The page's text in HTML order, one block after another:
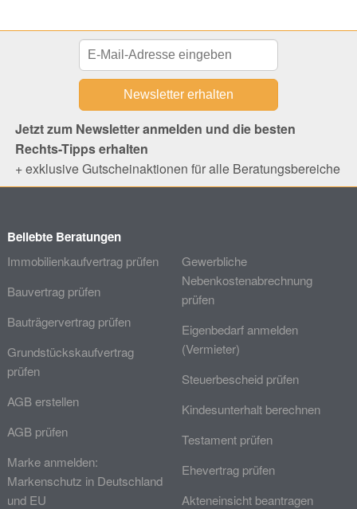
Jetzt zum Newsletter anmelden und die besten
Rechts-Tipps erhalten
+ exklusive Gutscheinaktionen für alle Beratungsbereiche
Beliebte Beratungen
Immobilienkaufvertrag prüfen
Bauvertrag prüfen
Bauträgervertrag prüfen
Grundstückskaufvertrag
prüfen
AGB erstellen
AGB prüfen
Marke anmelden:
Markenschutz in Deutschland
und EU
Gewerbliche
Nebenkostenabrechnung
prüfen
Eigenbedarf anmelden
(Vermieter)
Steuerbescheid prüfen
Kindesunterhalt berechnen
Testament prüfen
Ehevertrag prüfen
Akteneinsicht beantragen